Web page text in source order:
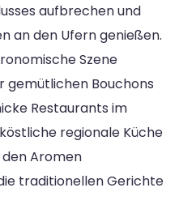
aufbrechen und
an den Ufern genießen.
Szene
gemütlichen Bouchons
Restaurants im
regionale Küche
den Aromen
traditionellen Gerichte